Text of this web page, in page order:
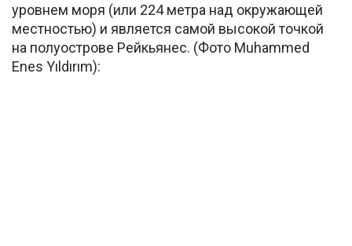
уровнем моря (или 224 метра над окружающей
местностью) и является самой высокой точкой
на полуострове Рейкьянес. (Фото Muhammed
Enes Yıldırım):